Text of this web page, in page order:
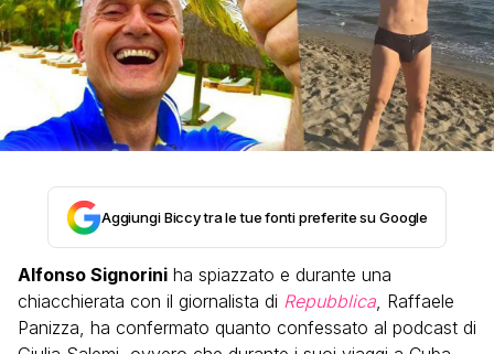
Aggiungi Biccy tra le tue fonti preferite su Google
Alfonso Signorini ha spiazzato e durante una
chiacchierata con il giornalista di Repubblica, Raffaele
Panizza, ha confermato quanto confessato al podcast di